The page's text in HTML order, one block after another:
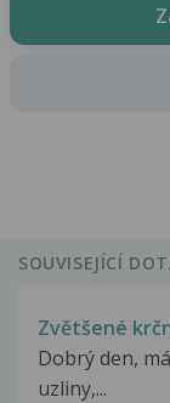
SOUVISEJÍCÍ
Zvětšené
Dobrý den,
uzliny,...